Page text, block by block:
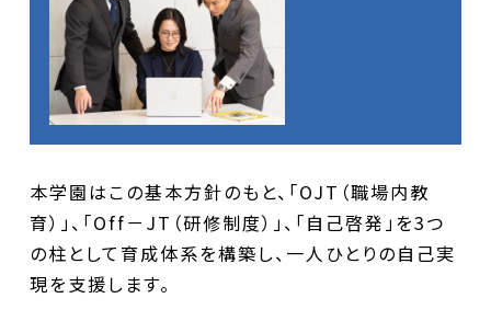
本学園はこの基本方針のもと、「OJT（職場内教
育）」、「Off－JT（研修制度）」、「自己啓発」を3つ
の柱として育成体系を構築し、一人ひとりの自己実
現を支援します。